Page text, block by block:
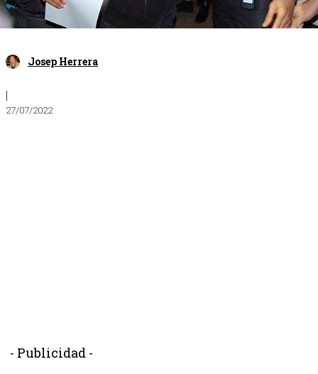
Josep Herrera
|
27/07/2022
- Publicidad -